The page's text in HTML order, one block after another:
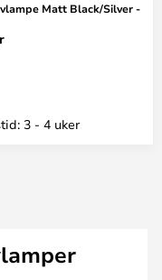
Matt Black/Silver -
3 - 4 uker